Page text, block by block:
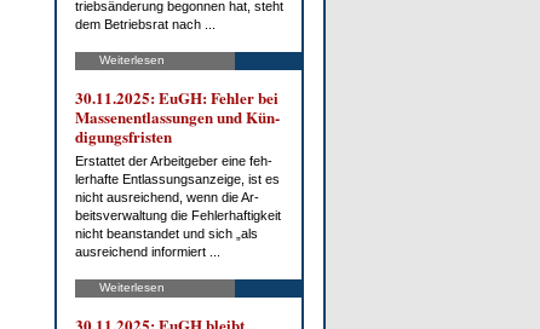
trieb­s­än­de­rung be­gon­nen hat, steht
dem Be­triebs­rat nach ...
Weiterlesen
30.11.2025: EuGH: Feh­ler bei
Mas­sen­ent­las­sun­gen und Kün­
di­gungs­fris­ten
Er­stat­tet der Ar­beit­ge­ber ei­ne feh­
ler­haf­te Ent­las­sungs­an­zei­ge, ist es
nicht aus­rei­chend, wenn die Ar­
beits­ver­wal­tung die Feh­ler­haf­tig­keit
nicht be­an­stan­det und sich „als
aus­rei­chend in­for­miert ...
Weiterlesen